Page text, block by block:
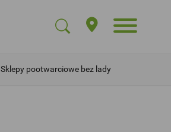
Sklepy pootwarciowe bez lady